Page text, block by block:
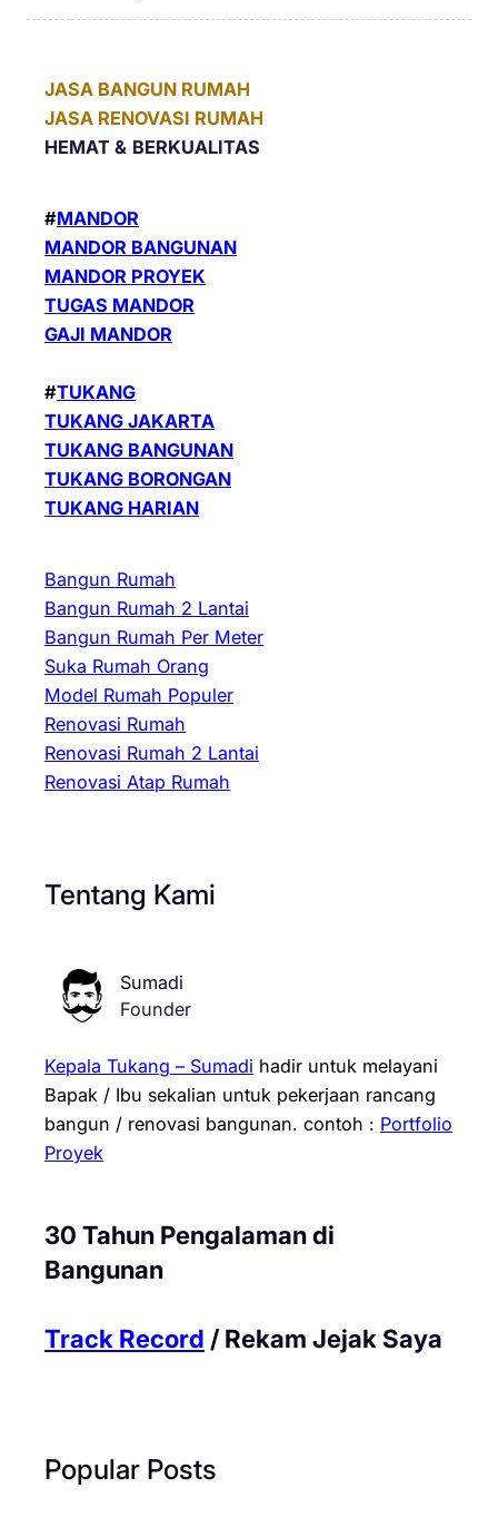
JASA BANGUN RUMAH
JASA RENOVASI RUMAH
HEMAT & BERKUALITAS
#MANDOR
MANDOR BANGUNAN
MANDOR PROYEK
TUGAS MANDOR
GAJI MANDOR
#TUKANG
TUKANG JAKARTA
TUKANG BANGUNAN
TUKANG BORONGAN
TUKANG HARIAN
Bangun Rumah
Bangun Rumah 2 Lantai
Bangun Rumah Per Meter
Suka Rumah Orang
Model Rumah Populer
Renovasi Rumah
Renovasi Rumah 2 Lantai
Renovasi Atap Rumah
Tentang Kami
Sumadi
Founder
Kepala Tukang – Sumadi hadir untuk melayani
Bapak / Ibu sekalian untuk pekerjaan rancang
bangun / renovasi bangunan. contoh : Portfolio
Proyek
30 Tahun Pengalaman di
Bangunan
Track Record / Rekam Jejak Saya
Popular Posts